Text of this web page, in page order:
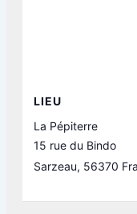
LIEU
La Pépiterre
15 rue du Bindo
Sarzeau, 56370